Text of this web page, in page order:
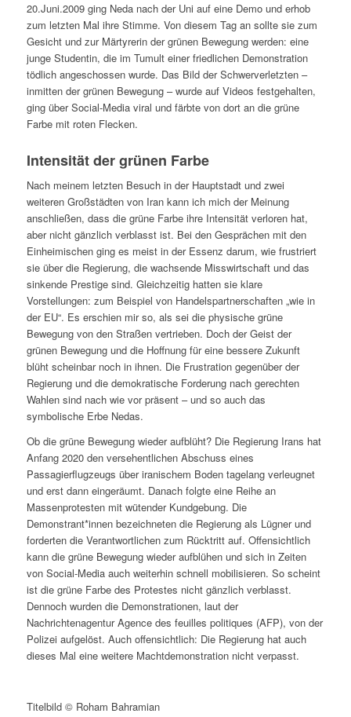
20.Juni.2009 ging Neda nach der Uni auf eine Demo und erhob
zum letzten Mal ihre Stimme. Von diesem Tag an sollte sie zum
Gesicht und zur Märtyrerin der grünenBewegung werden: eine
junge Studentin, die im Tumult einer friedlichen Demonstration
tödlich angeschossen wurde. Das Bild der Schwerverletzten –
inmitten der grünen Bewegung – wurde auf Videos festgehalten,
ging über Social-Media viral und färbte von dort an die grüne
Farbe mit roten Flecken.
Intensität der grünen Farbe
Nach meinem letzten Besuch in der Hauptstadt und zwei
weiteren Großstädten von Iran kann ich mich der Meinung
anschließen, dass die grüne Farbe ihre Intensität verloren hat,
aber nicht gänzlich verblasst ist. Bei den Gesprächen mit den
Einheimischen ging es meist in der Essenz darum, wie frustriert
sie über die Regierung, die wachsende Misswirtschaft und das
sinkende Prestige sind. Gleichzeitig hatten sie klare
Vorstellungen: zum Beispiel von Handelspartnerschaften „wie in
der EU“. Es erschien mir so, als sei die physische grüne
Bewegung von den Straßen vertrieben. Doch der Geist der
grünen Bewegung und die Hoffnung für eine bessere Zukunft
blüht scheinbar noch in ihnen. Die Frustration gegenüber der
Regierung und die demokratische Forderung nach gerechten
Wahlen sind nach wie vor präsent – und so auch das
symbolische Erbe Nedas.
Ob die grüne Bewegung wieder aufblüht? Die Regierung Irans hat
Anfang 2020 den versehentlichen Abschuss eines
Passagierflugzeugs über iranischem Boden tagelang verleugnet
und erst dann eingeräumt. Danach folgte eine Reihe an
Massenprotesten mit wütender Kundgebung. Die
Demonstrant*innen bezeichneten die Regierung als Lügner und
forderten die Verantwortlichen zum Rücktritt auf. Offensichtlich
kann die grüne Bewegung wieder aufblühen und sich in Zeiten
von Social-Media auch weiterhin schnell mobilisieren. So scheint
ist die grüne Farbe des Protestes nicht gänzlich verblasst.
Dennoch wurden die Demonstrationen, laut der
Nachrichtenagentur Agence des feuilles politiques (AFP), von der
Polizei aufgelöst. Auch offensichtlich: Die Regierung hat auch
dieses Mal eine weitere Machtdemonstration nicht verpasst.
Titelbild © Roham Bahramian